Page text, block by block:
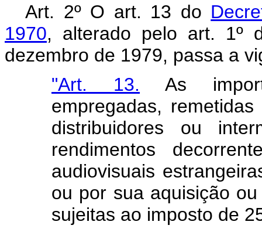
Art. 2º O art. 13 do
1970, alterado pelo art. 1º
dezembro de 1979, passa a
"Art. 13. As
empregadas,
distribuidores ou
rendimentos
audiovisuais
ou por sua aquisição
sujeitas ao imposto de